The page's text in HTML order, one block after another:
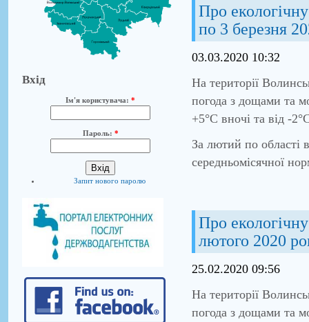
Вхід
Ім'я користувача: *
Пароль: *
Запит нового паролю
Про
по 3 березня
03.03.2020 10:32
На території
погода з дощами та
+5°С вночі та від -
За лютий по області
середньомісячної
Про
лютого 2020
25.02.2020 09:56
На території
погода з дощами та